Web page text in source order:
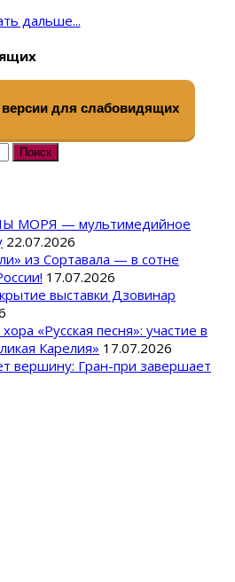
дальше...
версии для слабовидящих
МОРЯ — мультимедийное
22.07.2026
из Сортавала — в сотне
17.07.2026
выставки Дзовинар
«Русская песня»: участие в
Карелия» 17.07.2026
вершину: Гран-при завершает